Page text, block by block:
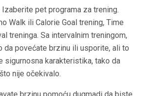
Izaberite pet programa za trening.
Walk ili Calorie Goal trening, Time
treninga. Sa intervalnim treningom,
da povećate brzinu ili usporite, ali to
sigurnosna karakteristika, tako da
nije očekivalo.